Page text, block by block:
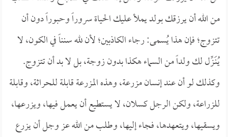
من الله أن يرزقك بولد يملأ عليك الحياة سروراً وحبوراً دون أن
تتزوج؛ فإن هذا يُسمى: رجاء الكاذبين؛ لأن لله سنناً في الكون، لا
يُنَـزِّل لك ولداً من السماء هكذا بدون زوجة، بل لا بد أن تتزوج.
وكذلك لو أن عند إنسان مزرعة، وهذه المزرعة قابلة للحراثة، وقابلة
للزراعة، ولكن الرجل كسلان، لا يستطيع أن يعمل فيها، ويزرعها،
ويسقيها، ويتعهدها، فجاء إليها، وطلب من الله عز وجل أن يزرع